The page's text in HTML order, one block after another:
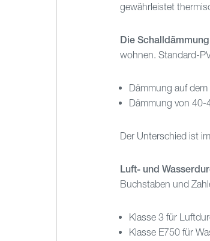
gewährleistet
Die Schalldämmung
wohnen. Standard-
Dämmung auf
Dämmung von
Der Unterschied ist
Luft- und
Buchstaben und
Klasse 3 für
Klasse E750 für